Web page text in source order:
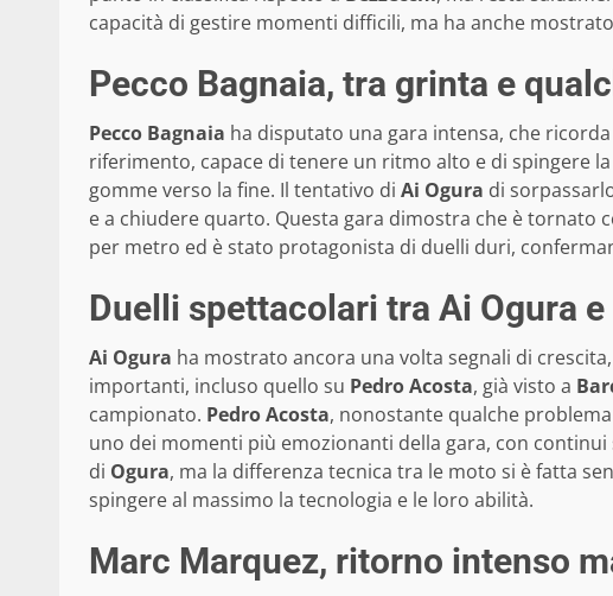
capacità di gestire momenti difficili, ma ha anche
Pecco Bagnaia, tra grinta e
Pecco Bagnaia ha disputato una gara intensa, che
riferimento, capace di tenere un ritmo alto e di spingere la
gomme verso la fine. Il tentativo di Ai Ogura di
e a chiudere quarto. Questa gara dimostra che è tornato
per metro ed è stato protagonista di duelli duri,
Duelli spettacolari tra Ai Ogura
Ai Ogura ha mostrato ancora una volta segnali di
importanti, incluso quello su Pedro Acosta, già visto a
campionato. Pedro Acosta, nonostante qualche
uno dei momenti più emozionanti della gara, con
di Ogura, ma la differenza tecnica tra le moto si è fatta
spingere al massimo la tecnologia e le loro abilità.
Marc Marquez, ritorno intenso